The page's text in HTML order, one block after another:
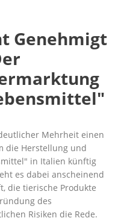
Genehmigt
Mehrheit einen
die Herstellung und
in Italien künftig
es dabei anscheinend
die tierische Produkte
des
Risiken die Rede.